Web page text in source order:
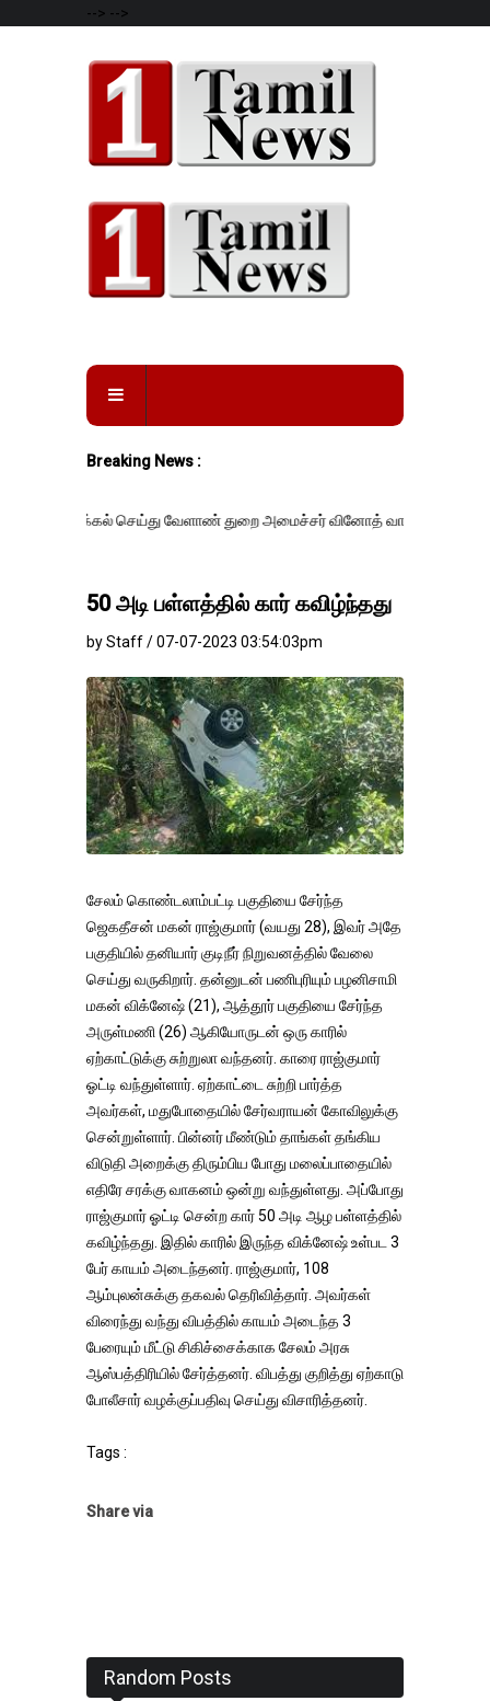
--> -->
Breaking News :
செய்து வேளாண் துறை அமைச்சர் வினோத் வாசித்து வருகிறார். �.
50 அடி பள்ளத்தில் கார் கவிழ்ந்தது
by Staff / 07-07-2023 03:54:03pm
சேலம் கொண்டலாம்பட்டி பகுதியை சேர்ந்த
ஜெகதீசன் மகன் ராஜ்குமார் (வயது 28), இவர் அதே
பகுதியில் தனியார் குடிநீர் நிறுவனத்தில் வேலை
செய்து வருகிறார். தன்னுடன் பணிபுரியும் பழனிசாமி
மகன் விக்னேஷ் (21), ஆத்தூர் பகுதியை சேர்ந்த
அருள்மணி (26) ஆகியோருடன் ஒரு காரில்
ஏற்காட்டுக்கு சுற்றுலா வந்தனர். காரை ராஜ்குமார்
ஓட்டி வந்துள்ளார். ஏற்காட்டை சுற்றி பார்த்த
அவர்கள், மதுபோதையில் சேர்வராயன் கோவிலுக்கு
சென்றுள்ளார். பின்னர் மீண்டும் தாங்கள் தங்கிய
விடுதி அறைக்கு திரும்பிய போது மலைப்பாதையில்
எதிரே சரக்கு வாகனம் ஒன்று வந்துள்ளது. அப்போது
ராஜ்குமார் ஓட்டி சென்ற கார் 50 அடி ஆழ பள்ளத்தில்
கவிழ்ந்தது. இதில் காரில் இருந்த விக்னேஷ் உள்பட 3
பேர் காயம் அடைந்தனர். ராஜ்குமார், 108
ஆம்புலன்சுக்கு தகவல் தெரிவித்தார். அவர்கள்
விரைந்து வந்து விபத்தில் காயம் அடைந்த 3
பேரையும் மீட்டு சிகிச்சைக்காக சேலம் அரசு
ஆஸ்பத்திரியில் சேர்த்தனர். விபத்து குறித்து ஏற்காடு
போலீசார் வழக்குப்பதிவு செய்து விசாரித்தனர்.
Tags :
Share via
Random Posts